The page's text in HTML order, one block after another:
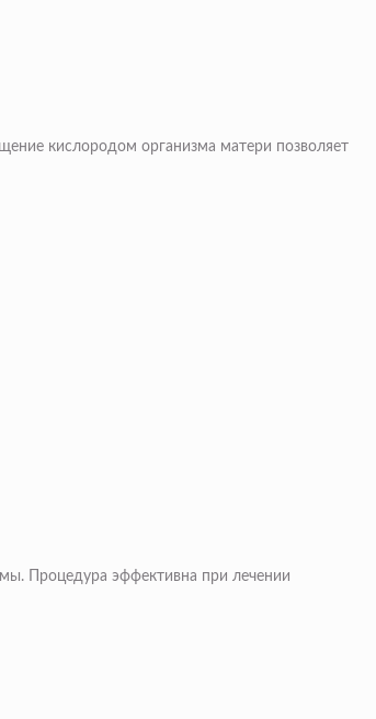
кислородом организма матери позволяет
Процедура эффективна при лечении